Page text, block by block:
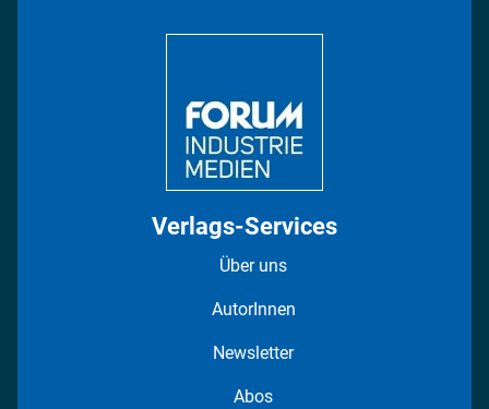
Verlags-Services
Über uns
AutorInnen
Newsletter
Abos